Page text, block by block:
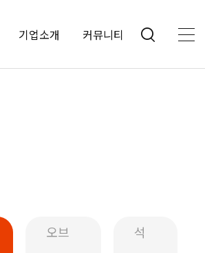
기업소개 커뮤니티
오브
석